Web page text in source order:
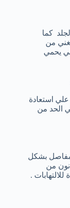
كما
من
يحمي
استعادة
الحد من
بشكل
من
.